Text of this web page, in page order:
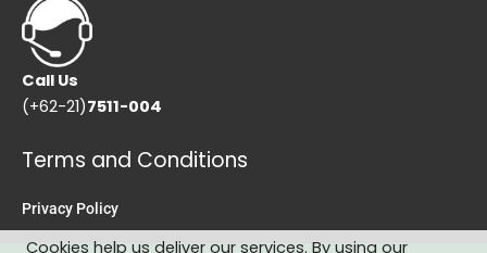
Call Us
(+62-21)7511-004
Terms and Conditions
Privacy Policy
Cookies help us deliver our services. By using our